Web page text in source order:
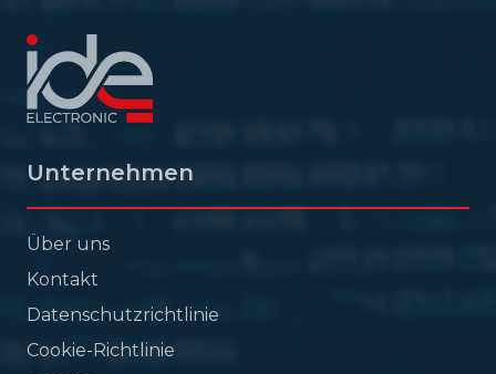
Unternehmen
Über uns
Kontakt
Datenschutzrichtlinie
Cookie-Richtlinie